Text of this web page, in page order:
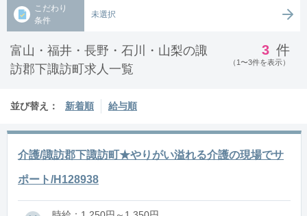
こだわり
条件
未選択
富山・福井・長野・石川・山梨の諏
訪郡下諏訪町求人一覧
3 件
（1〜3件を表示）
並び替え： 新着順 給与順
介護/諏訪郡下諏訪町★やりがい溢れる介護の現場でサ
ポート/H128938